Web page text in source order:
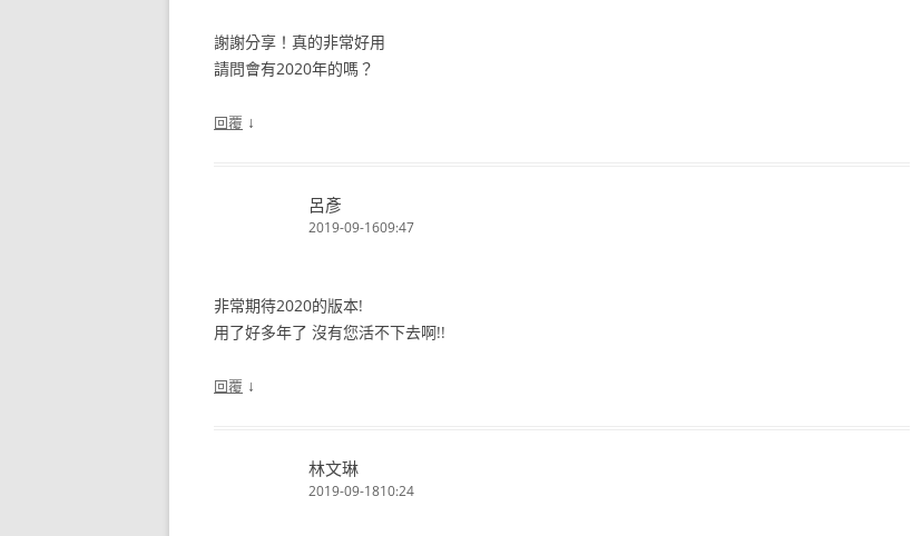
謝謝分享！真的非常好用
請問會有2020年的嗎？
回覆 ↓
呂彥
2019-09-1609:47
非常期待2020的版本!
用了好多年了 沒有您活不下去啊!!
回覆 ↓
林文琳
2019-09-1810:24